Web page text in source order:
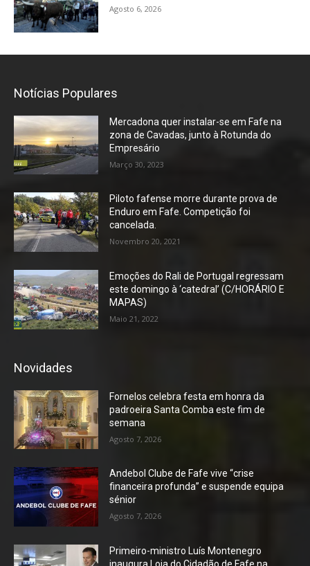
Agosto 6, 2026
Notícias Populares
Mercadona quer instalar-se em Fafe na
zona de Cavadas, junto à Rotunda do
Empresário
Março 30, 2023
Piloto fafense morre durante prova de
Enduro em Fafe. Competição foi
cancelada.
Novembro 20, 2021
Emoções do Rali de Portugal regressam
este domingo à ‘catedral’ (C/HORÁRIO E
MAPAS)
Maio 21, 2022
Novidades
Fornelos celebra festa em honra da
padroeira Santa Comba este fim de
semana
Agosto 7, 2026
Andebol Clube de Fafe vive “crise
financeira profunda” e suspende equipa
sénior
Agosto 7, 2026
Primeiro-ministro Luís Montenegro